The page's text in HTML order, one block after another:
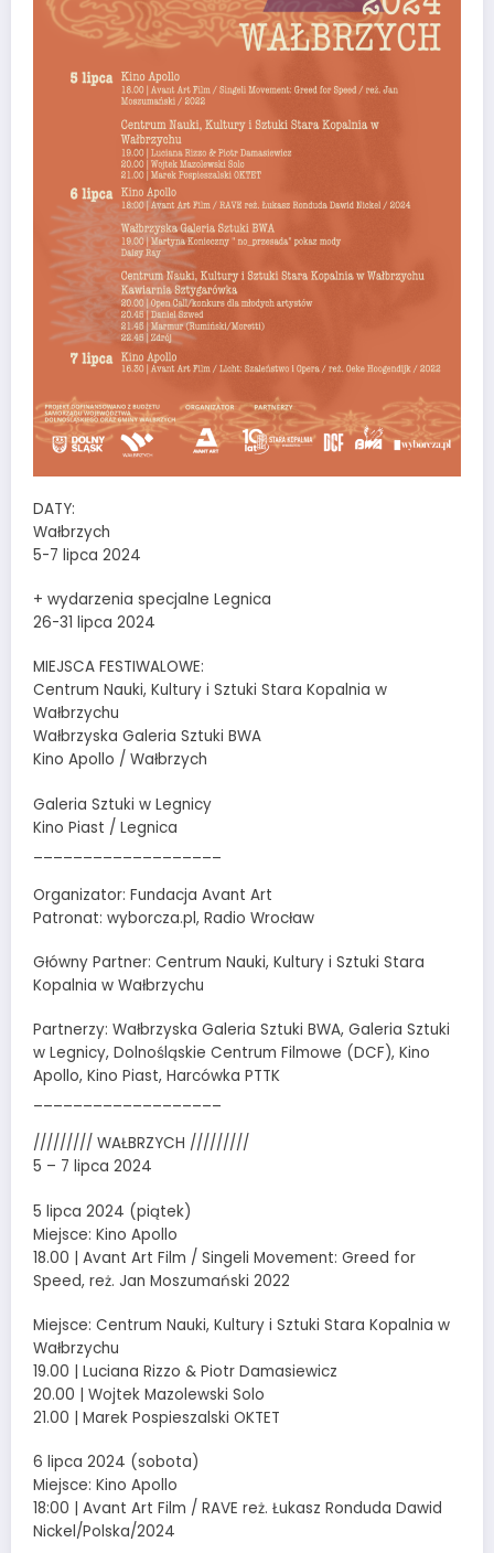
DATY:
Wałbrzych
5-7 lipca 2024
+ wydarzenia specjalne Legnica
26-31 lipca 2024
MIEJSCA FESTIWALOWE:
Centrum Nauki, Kultury i Sztuki Stara Kopalnia w
Wałbrzychu
Wałbrzyska Galeria Sztuki BWA
Kino Apollo / Wałbrzych
Galeria Sztuki w Legnicy
Kino Piast / Legnica
Organizator: Fundacja Avant Art
Patronat: wyborcza.pl, Radio Wrocław
Główny Partner: Centrum Nauki, Kultury i Sztuki Stara
Kopalnia w Wałbrzychu
Partnerzy: Wałbrzyska Galeria Sztuki BWA, Galeria Sztuki
w Legnicy, Dolnośląskie Centrum Filmowe (DCF), Kino
Apollo, Kino Piast, Harcówka PTTK
///////// WAŁBRZYCH /////////
5 – 7 lipca 2024
5 lipca 2024 (piątek)
Miejsce: Kino Apollo
18.00 | Avant Art Film / Singeli Movement: Greed for
Speed, reż. Jan Moszumański 2022
Miejsce: Centrum Nauki, Kultury i Sztuki Stara Kopalnia w
Wałbrzychu
19.00 | Luciana Rizzo & Piotr Damasiewicz
20.00 | Wojtek Mazolewski Solo
21.00 | Marek Pospieszalski OKTET
6 lipca 2024 (sobota)
Miejsce: Kino Apollo
18:00 | Avant Art Film / RAVE reż. Łukasz Ronduda Dawid
Nickel/Polska/2024